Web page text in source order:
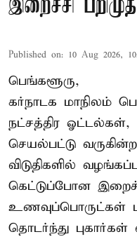
இறைச்சி
Published on: 10 Aug 2026,
பெங்களூரு,
கர்நாடக மாநிலம்
நட்சத்திர ஓட்டல்கள்,
செயல்பட்டு
விடுதிகளில்
கெட்டுப்போன
உணவுப்பொருட்கள்
தொடர்ந்து